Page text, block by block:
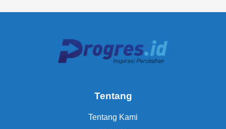
Tentang
Tentang Kami